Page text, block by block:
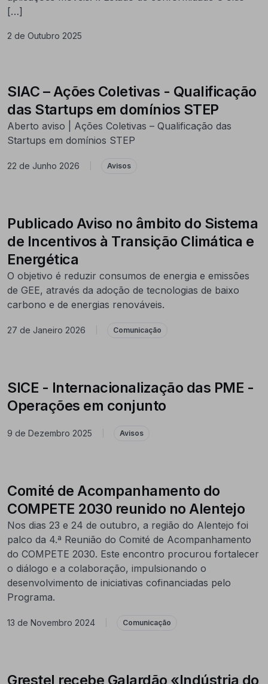
[…]
2 de Outubro 2025
SIAC – Ações Coletivas - Qualificação
das Startups em domínios STEP
Aberto aviso | Ações Coletivas – Qualificação das
Startups em domínios STEP
22 de Junho 2026 Avisos
Publicado Aviso no âmbito do Sistema
de Incentivos à Transição Climática e
Energética
O objetivo é reduzir consumos de energia e emissões
de GEE, através da adoção de tecnologias de baixo
carbono e de energias renováveis.
27 de Janeiro 2026 Comunicação
SICE - Internacionalização das PME -
Operações em conjunto
9 de Dezembro 2025 Avisos
Comité de Acompanhamento do
COMPETE 2030 reunido no Alentejo
Nos dias 23 e 24 de outubro, a região do Alentejo foi
palco da 4.ª Reunião do Comité de Acompanhamento
do COMPETE 2030. Este encontro procurou fortalecer
o diálogo e a colaboração, impulsionando o
desenvolvimento de iniciativas cofinanciadas pelo
Programa.
13 de Novembro 2024 Comunicação
Grestel recebe Galardão «Indústria do